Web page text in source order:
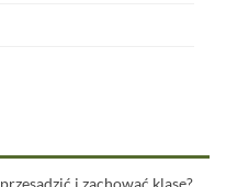
i zachować klasę?